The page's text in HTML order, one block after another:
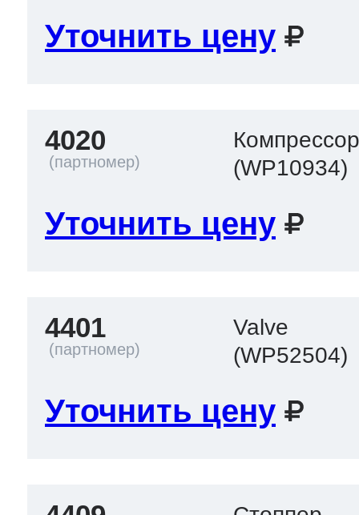
Уточнить цену
4020
(WP10934)
Уточнить цену
4401
Valve
(WP52504)
Уточнить цену